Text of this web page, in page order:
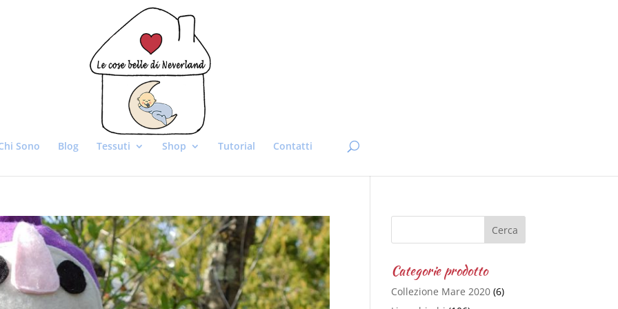
Sono Blog Tessuti Shop Tutorial Contatti
Categorie prodotto
Collezione Mare 2020 (6)